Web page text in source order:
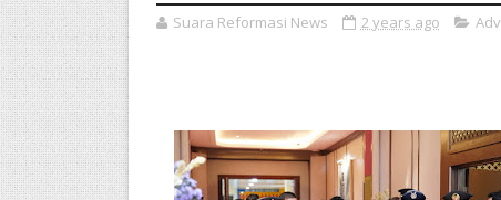
Suara Reformasi News 2 years ago Adv